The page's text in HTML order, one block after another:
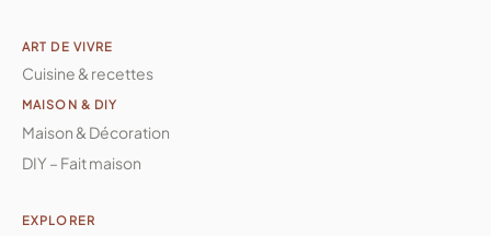
ART DE VIVRE
Cuisine & recettes
MAISON & DIY
Maison & Décoration
DIY – Fait maison
EXPLORER